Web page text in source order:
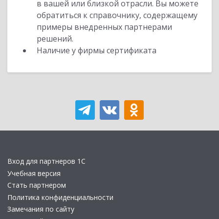
в вашей или близкой отрасли. Вы можете
обратиться к справочнику, содержащему
примеры внедренных партнерами
решений.
Наличие у фирмы сертификата
Вход для партнеров 1С
Учебная версия
Стать партнером
Политика конфиденциальности
Замечания по сайту